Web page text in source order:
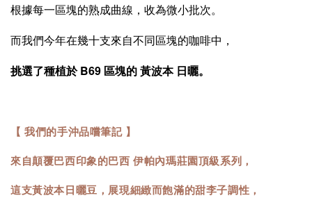
根據每一區塊的熟成曲線，收為微小批次。
而我們今年在幾十支來自不同區塊的咖啡中，
挑選了種植於 B69 區塊的 黃波本 日曬。
【 我們的手沖品嚐筆記 】
來自顛覆巴西印象的巴西 伊帕內瑪莊園頂級系列，
這支黃波本日曬豆，展現細緻而飽滿的甜李子調性，